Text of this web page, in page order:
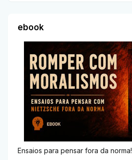
ebook
Ensaios para pensar fora da norma!